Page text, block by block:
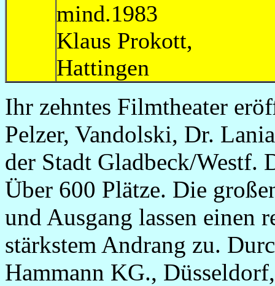
mind.1983
Klaus Prokott,
Ihr zehntes Filmtheater
Pelzer, Vandolski, Dr.
der Stadt Gladbeck/Westf.
Über 600 Plätze. Die
und Ausgang lassen einen
stärkstem Andrang zu.
Hammann KG.,